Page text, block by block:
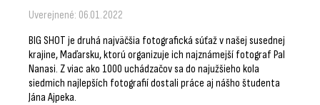
Uverejnené: 06.01.2022
BIG SHOT je druhá najväčšia fotografická súťaž v našej susednej
krajine, Maďarsku, ktorú organizuje ich najznámejší fotograf Pal
Nanasi. Z viac ako 1000 uchádzačov sa do najužšieho kola
siedmich najlepších fotografií dostali práce aj nášho študenta
Jána Ajpeka.